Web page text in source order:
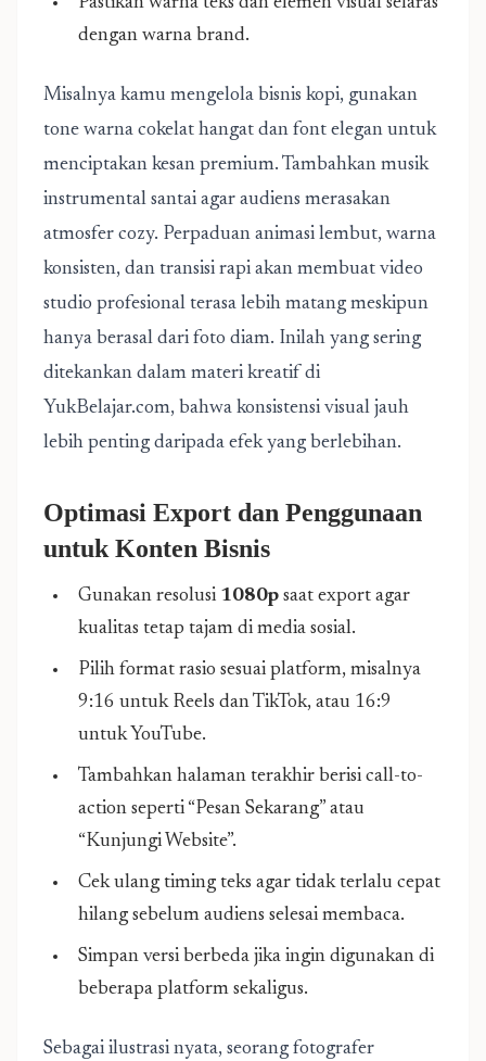
dengan warna brand.
Misalnya kamu mengelola bisnis kopi, gunakan
tone warna cokelat hangat dan font elegan untuk
menciptakan kesan premium. Tambahkan musik
instrumental santai agar audiens merasakan
atmosfer cozy. Perpaduan animasi lembut, warna
konsisten, dan transisi rapi akan membuat video
studio profesional terasa lebih matang meskipun
hanya berasal dari foto diam. Inilah yang sering
ditekankan dalam materi kreatif di
YukBelajar.com, bahwa konsistensi visual jauh
lebih penting daripada efek yang berlebihan.
Optimasi Export dan Penggunaan
untuk Konten Bisnis
Gunakan resolusi 1080p saat export agar
kualitas tetap tajam di media sosial.
Pilih format rasio sesuai platform, misalnya
9:16 untuk Reels dan TikTok, atau 16:9
untuk YouTube.
Tambahkan halaman terakhir berisi call-to-
action seperti “Pesan Sekarang” atau
“Kunjungi Website”.
Cek ulang timing teks agar tidak terlalu cepat
hilang sebelum audiens selesai membaca.
Simpan versi berbeda jika ingin digunakan di
beberapa platform sekaligus.
Sebagai ilustrasi nyata, seorang fotografer